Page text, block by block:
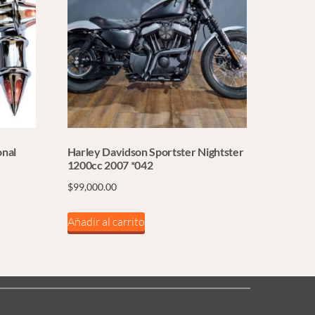
Harley Davidson Sportster Nightster
1200cc 2007 *042
$99,000.00
Añadir al carrito